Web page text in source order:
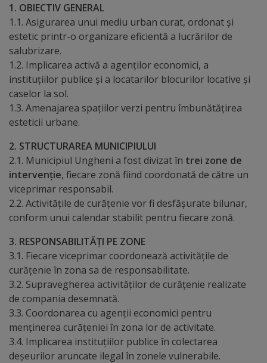
Cetățeni
de
onoare
Deținători
ai
titlului
„Merite
pentru
Ungheni”
Diplome
de
Excelență
Ungheniul
turistic
Obiective
1. OBIECTIV GENERAL
1.1. Asigurarea unui mediu urban curat, ordonat și
estetic printr-o organizare eficientă a lucrărilor de
salubrizare.
1.2. Implicarea activă a agenților economici, a
instituțiilor publice și a locatarilor blocurilor locative și
caselor la sol.
1.3. Amenajarea spațiilor verzi pentru îmbunătățirea
esteticii urbane.
2. STRUCTURAREA MUNICIPIULUI
2.1. Municipiul Ungheni a fost divizat în trei zone de
intervenție, fiecare zonă fiind coordonată de către un
viceprimar responsabil.
2.2. Activitățile de curățenie vor fi desfășurate bilunar,
conform unui calendar stabilit pentru fiecare zonă.
3. RESPONSABILITĂȚI PE ZONE
3.1. Fiecare viceprimar coordonează activitățile de
curățenie în zona sa de responsabilitate.
3.2. Supravegherea activităților de curățenie realizate
de compania desemnată.
3.3. Coordonarea cu agenții economici pentru
menținerea curățeniei în zona lor de activitate.
3.4. Implicarea instituțiilor publice în colectarea
deșeurilor aruncate ilegal în zonele vulnerabile.